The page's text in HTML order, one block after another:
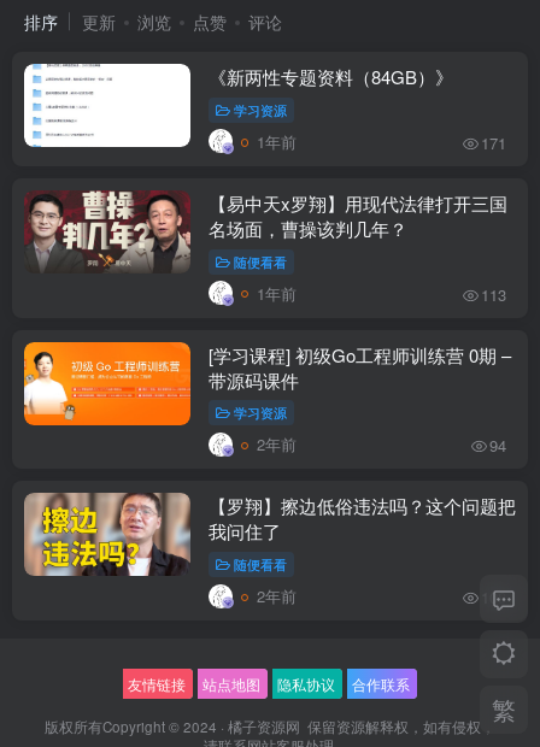
排序 更新 浏览 点赞 评论
《新两性专题资料（84GB）》
学习资源
1年前 171
【易中天x罗翔】用现代法律打开三国
名场面，曹操该判几年？
随便看看
1年前 113
[学习课程] 初级Go工程师训练营 0期 –
带源码课件
学习资源
2年前 94
【罗翔】擦边低俗违法吗？这个问题把
我问住了
随便看看
2年前 108
友情链接 站点地图 隐私协议 合作联系
版权所有Copyright © 2024 · 橘子资源网 保留资源解释权，如有侵权，
繁